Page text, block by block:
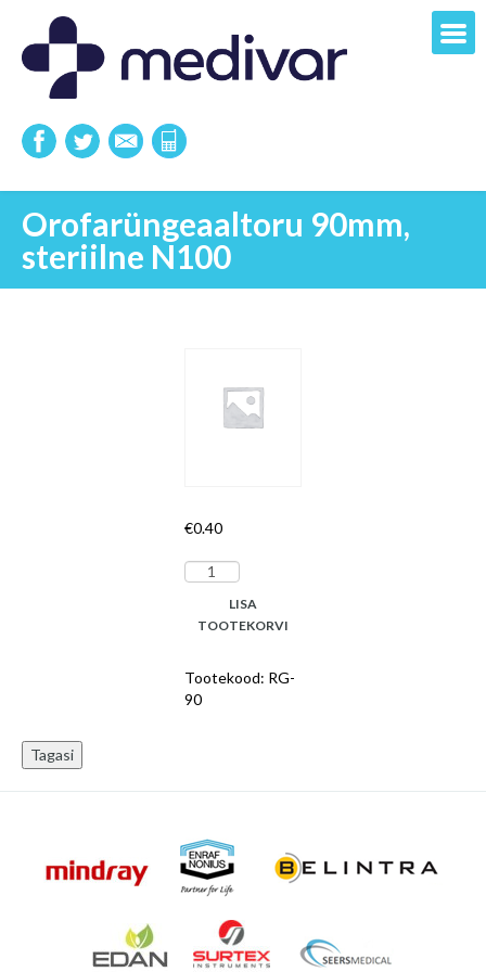
Orofarüngeaaltoru 90mm,
steriilne N100
€0.40
Orofarüngeaaltoru
steriilne
N100
LISA
TOOTEKORVI
Tootekood: RG-
90